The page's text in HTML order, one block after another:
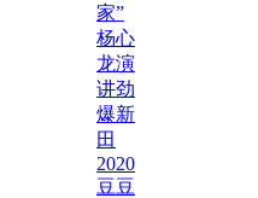
家”
杨心
龙演
讲劲
爆新
田
2020
豆豆